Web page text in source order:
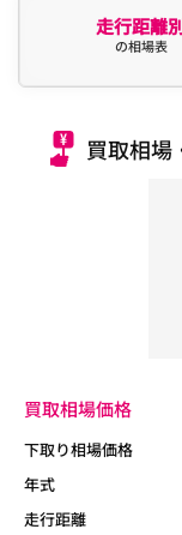
走行距離
の相場表
買取相場
買取相場価格
下取り相場価格
年式
走行距離